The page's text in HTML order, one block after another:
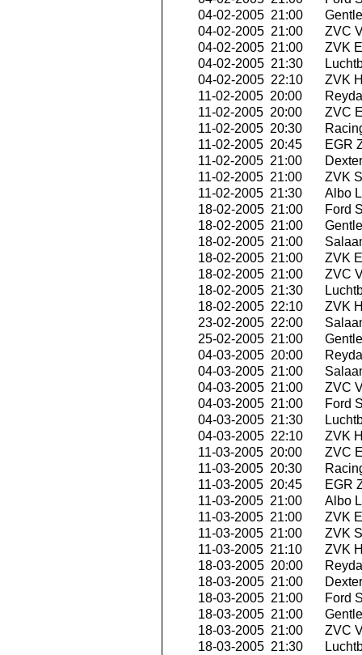
04-02-2005 21:00
04-02-2005 21:00
ZVC
04-02-2005 21:00
ZVK
04-02-2005 21:30
04-02-2005 22:10
ZVK
11-02-2005 20:00
11-02-2005 20:00
ZVC
11-02-2005 20:30
11-02-2005 20:45
EGR
11-02-2005 21:00
11-02-2005 21:00
ZVK
11-02-2005 21:30
Albo
18-02-2005 21:00
Ford
18-02-2005 21:00
18-02-2005 21:00
18-02-2005 21:00
ZVK
18-02-2005 21:00
ZVC
18-02-2005 21:30
18-02-2005 22:10
ZVK
23-02-2005 22:00
25-02-2005 21:00
04-03-2005 20:00
04-03-2005 21:00
04-03-2005 21:00
ZVC
04-03-2005 21:00
Ford
04-03-2005 21:30
04-03-2005 22:10
ZVK
11-03-2005 20:00
ZVC
11-03-2005 20:30
11-03-2005 20:45
EGR
11-03-2005 21:00
Albo
11-03-2005 21:00
ZVK
11-03-2005 21:00
ZVK
11-03-2005 21:10
ZVK
18-03-2005 20:00
18-03-2005 21:00
18-03-2005 21:00
Ford
18-03-2005 21:00
18-03-2005 21:00
ZVC
18-03-2005 21:30